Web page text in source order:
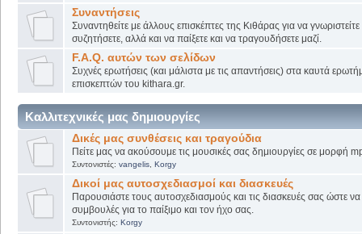
Συναντήσεις
Συναντηθείτε με άλλους επισκέπτες της Κιθάρας για να
συζητήσετε, αλλά και να παίξετε και να τραγουδήσετε μαζί.
F.A.Q. αυτών των σελίδων
Συχνές ερωτήσεις (και μάλιστα με τις απαντήσεις) στα καυτά
επισκεπτών του kithara.gr.
Καλλιτεχνικές μας δημιουργίες
Δικές μας συνθέσεις και τραγούδια
Πείτε μας να ακούσουμε τις μουσικές σας δημιουργίες σε μορφή
Συντονιστές: vangelis, Korgy
Δικοί μας αυτοσχεδιασμοί και διασκευές
Παρουσιάστε τους αυτοσχεδιασμούς και τις διασκευές σας ώστε να
συμβουλές για το παίξιμο και τον ήχο σας.
Συντονιστής: Korgy